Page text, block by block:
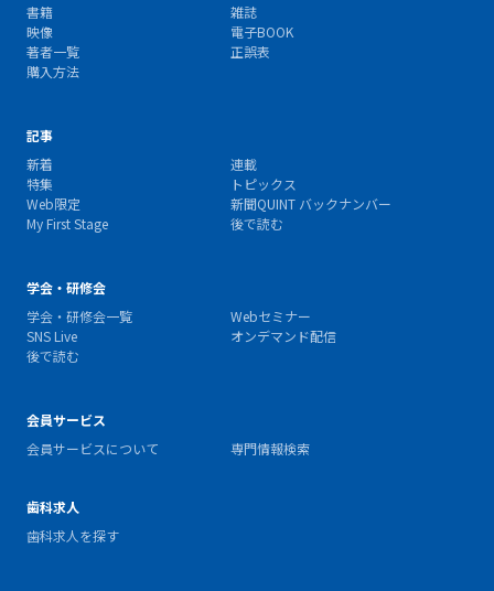
書籍
雑誌
映像
電子BOOK
著者一覧
正誤表
購入方法
記事
新着
連載
特集
トピックス
Web限定
新聞QUINT バックナンバー
My First Stage
後で読む
学会・研修会
学会・研修会一覧
Webセミナー
SNS Live
オンデマンド配信
後で読む
会員サービス
会員サービスについて
専門情報検索
歯科求人
歯科求人を探す